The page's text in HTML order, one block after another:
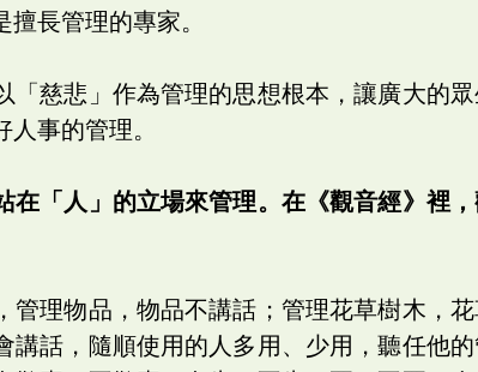
長管理的專家。
「慈悲」作為管理的思想根本，讓廣大的
事的管理。
在「人」的立場來管理。在《觀音經》裡
管理物品，物品不講話；管理花草樹木，
講話，隨順使用的人多用、少用，聽任他